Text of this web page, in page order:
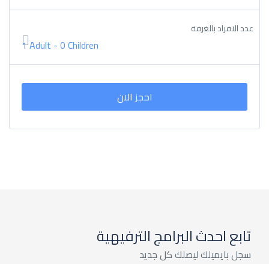
عدد الافراد بالغرفة
1 Adult -0 Children
احجز الان
تابع احدث البرامج الترفيهية
سجل بايميلك ليصلك كل جديد